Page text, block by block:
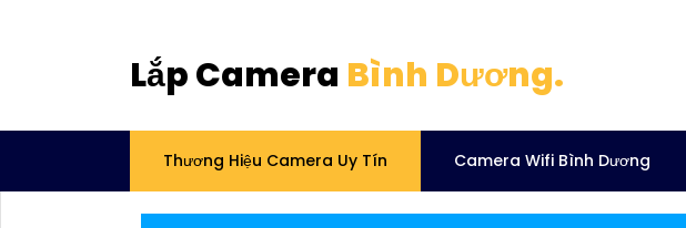
Lắp Camera Bình Dương.
Thương Hiệu Camera Uy Tín Camera Wifi Bình Dương